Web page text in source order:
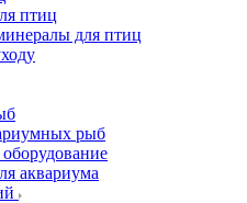
птиц
для птиц
рыб
аквариума